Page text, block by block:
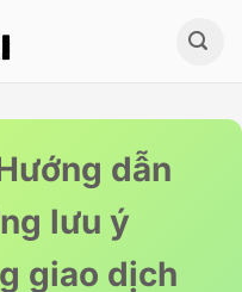
dẫn
lưu ý
giao dịch